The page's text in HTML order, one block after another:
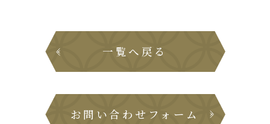
一覧へ戻る
お問い合わせフォーム